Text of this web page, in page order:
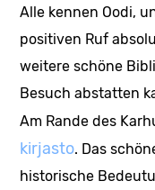
Alle kennen Oodi,
positiven Ruf
weitere schöne
Besuch abstatten
Am Rande des
kirjasto. Das
historische